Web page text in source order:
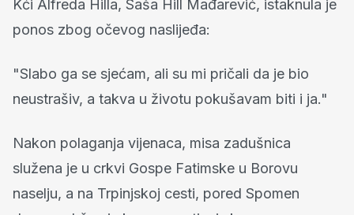
Kći Alfreda Hilla, Saša Hill Mađarević, istaknula je
ponos zbog očevog naslijeđa:
"Slabo ga se sjećam, ali su mi pričali da je bio
neustrašiv, a takva u životu pokušavam biti i ja."
Nakon polaganja vijenaca, misa zadušnica
služena je u crkvi Gospe Fatimske u Borovu
naselju, a na Trpinjskoj cesti, pored Spomen